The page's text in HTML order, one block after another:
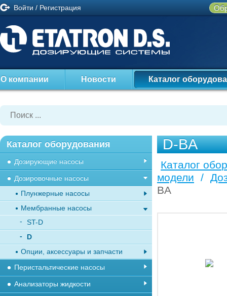
Войти / Регистрация
О компании Новости Каталог
D-BA
Каталог
модели
/
BA
Каталог оборудования
Дозирующие насосы
Дозировочные насосы
Плунжерные насосы
Мембранные насосы
ST-D
D
Опции, аксессуары и запчасти
Перистальтические насосы
Анализаторы жидкости